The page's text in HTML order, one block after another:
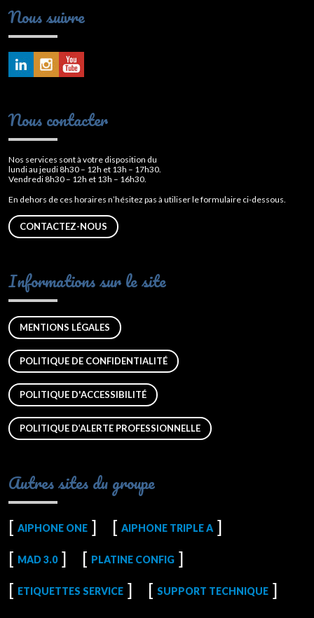
Nous suivre
Nous contacter
Nos services sont à votre disposition du
lundi au jeudi 8h30 – 12h et 13h – 17h30.
Vendredi 8h30 – 12h et 13h – 16h30.
En dehors de ces horaires n’hésitez pas à utiliser le formulaire ci-dessous.
CONTACTEZ-NOUS
Informations sur le site
MENTIONS LÉGALES
POLITIQUE DE CONFIDENTIALITÉ
POLITIQUE D'ACCESSIBILITÉ
POLITIQUE D’ALERTE PROFESSIONNELLE
Autres sites du groupe
AIPHONE ONE AIPHONE TRIPLE A
MAD 3.0 PLATINE CONFIG
ETIQUETTES SERVICE SUPPORT TECHNIQUE